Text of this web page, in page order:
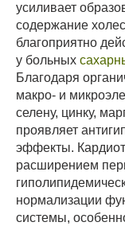
усиливает
содержание
благоприятно
у больных
Благодаря
макро- и
селену, цинку,
проявляет
эффекты.
расширением
нормализации
системы,